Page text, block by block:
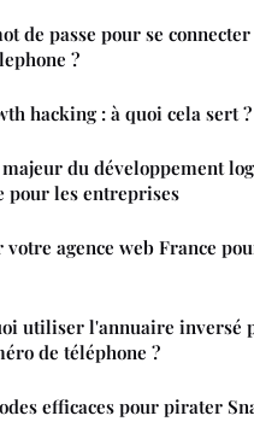
de passe pour se
?
hacking : à quoi cela sert ?
du développement
pour les entreprises
agence web France
utiliser l'annuaire inversé
de téléphone ?
efficaces pour pirater